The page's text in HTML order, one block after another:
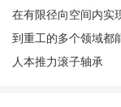
在有限径向空间内实
到重工的多个领域都
人本推力滚子轴承